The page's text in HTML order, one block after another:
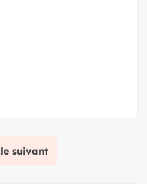
suivant